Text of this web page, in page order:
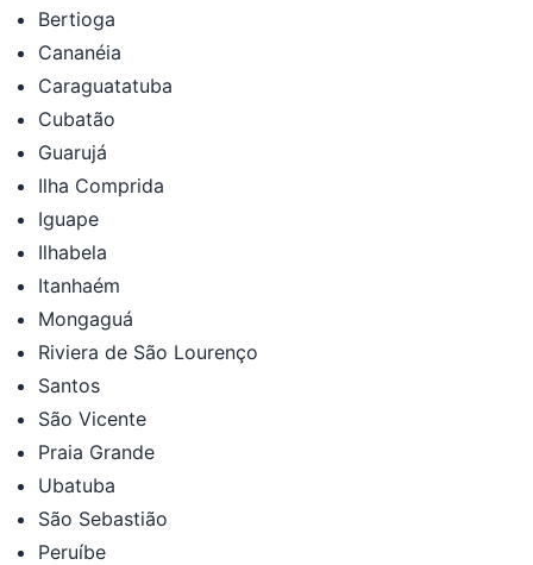
Bertioga
Cananéia
Caraguatatuba
Cubatão
Guarujá
Ilha Comprida
Iguape
Ilhabela
Itanhaém
Mongaguá
Riviera de São Lourenço
Santos
São Vicente
Praia Grande
Ubatuba
São Sebastião
Peruíbe